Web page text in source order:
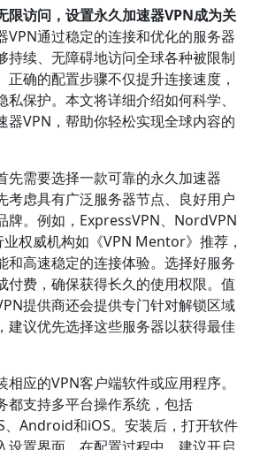
限访问，设置永久加速器VPN成为关
VPN通过稳定的连接和优化的服务器
持续、无障碍地访问全球各种被限制
正确的配置步骤不仅提升连接速度，
保护。本文将详细介绍如何科学、
器VPN，帮助你轻松实现全球内容的
先需要选择一款可靠的永久加速器
考虑具有广泛服务器节点、良好用户
牌。例如，ExpressVPN、NordVPN
权威机构如《VPN Mentor》推荐，
和高速稳定的连接体验。选择好服务
付费，确保获得长久的使用权限。值
提供商还会提供专门针对解锁区域
建议优先选择这些服务器以获得最佳
应的VPN客户端软件或应用程序。
都支持多平台操作系统，包括
Android和iOS。安装后，打开软件